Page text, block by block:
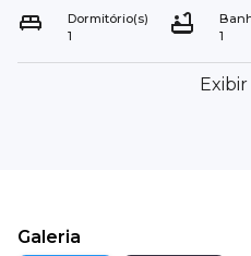
Dormitório(s)
1
1
Exibir
Galeria